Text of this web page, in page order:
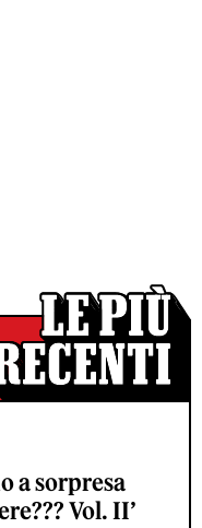
a sorpresa
Vol. II’